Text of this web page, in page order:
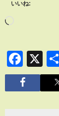
いいね:
X